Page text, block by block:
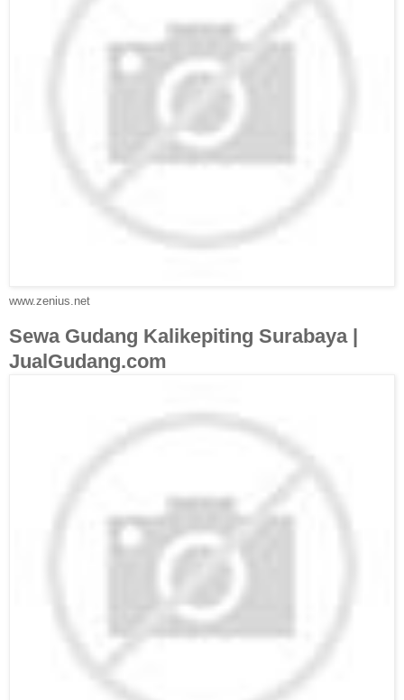
www.zenius.net
Sewa Gudang Kalikepiting Surabaya |
JualGudang.com